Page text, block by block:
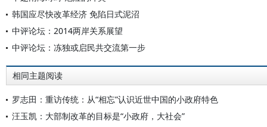
韩国应尽快改革经济 免陷日式泥沼
中评论坛：2014两岸关系展望
中评论坛：冻独或启民共交流第一步
相同主题阅读
罗志田：重访传统：从“相忘”认识近世中国的小政府特色
汪玉凯：大部制改革的目标是“小政府，大社会”